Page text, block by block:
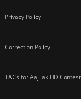
Privacy Policy
Correction Policy
T&Cs for AajTak HD Contest